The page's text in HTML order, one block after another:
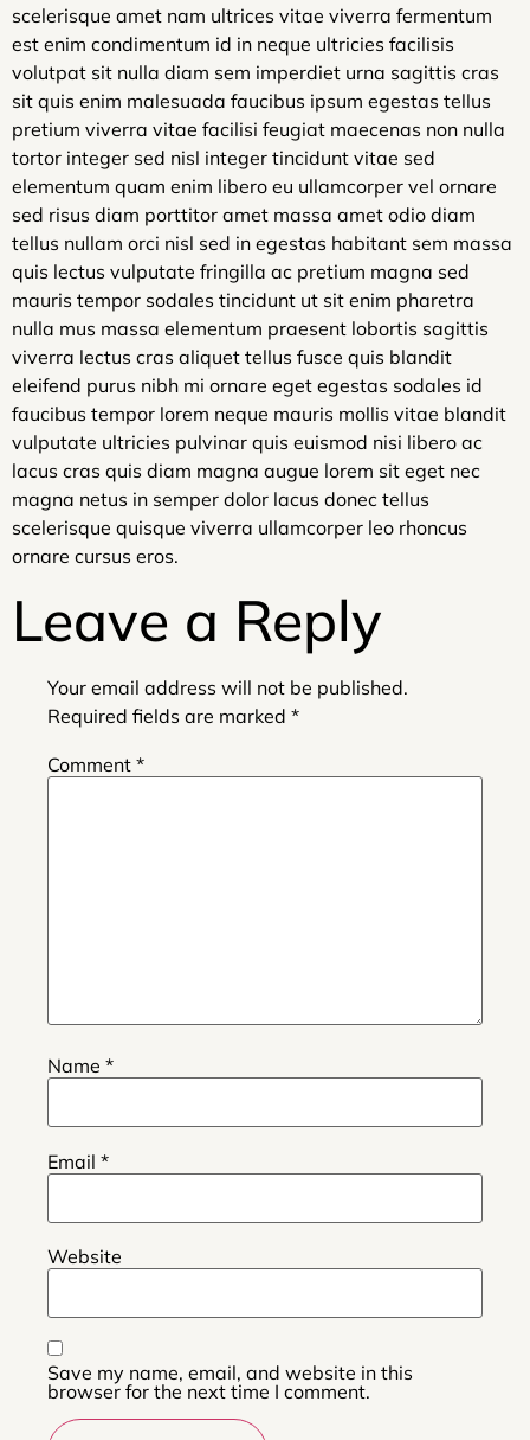
scelerisque amet nam ultrices vitae viverra fermentum
est enim condimentum id in neque ultricies facilisis
volutpat sit nulla diam sem imperdiet urna sagittis cras
sit quis enim malesuada faucibus ipsum egestas tellus
pretium viverra vitae facilisi feugiat maecenas non nulla
tortor integer sed nisl integer tincidunt vitae sed
elementum quam enim libero eu ullamcorper vel ornare
sed risus diam porttitor amet massa amet odio diam
tellus nullam orci nisl sed in egestas habitant sem massa
quis lectus vulputate fringilla ac pretium magna sed
mauris tempor sodales tincidunt ut sit enim pharetra
nulla mus massa elementum praesent lobortis sagittis
viverra lectus cras aliquet tellus fusce quis blandit
eleifend purus nibh mi ornare eget egestas sodales id
faucibus tempor lorem neque mauris mollis vitae blandit
vulputate ultricies pulvinar quis euismod nisi libero ac
lacus cras quis diam magna augue lorem sit eget nec
magna netus in semper dolor lacus donec tellus
scelerisque quisque viverra ullamcorper leo rhoncus
ornare cursus eros.
Leave a Reply
Your email address will not be published.
Required fields are marked *
Comment *
Name *
Email *
Website
Save my name, email, and website in this
browser for the next time I comment.